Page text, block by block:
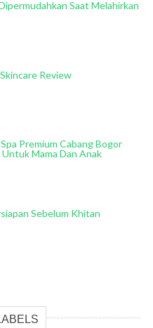
Saat Melahirkan
Review
Premium Cabang Bogor
Mama Dan Anak
Sebelum Khitan